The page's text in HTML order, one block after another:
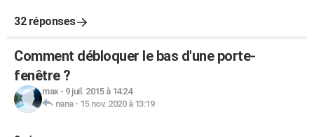
32 réponses
Comment débloquer le bas d'une porte-
fenêtre ?
max - 9 juil. 2015 à 14:24
nana- 15 nov. 2020 à 13:19